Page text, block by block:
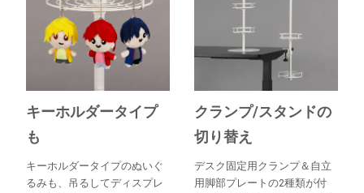
キーホルダータイプ
も
キーホルダータイプのぬいぐ
るみも、吊るしてディスプレ
クランプ/スタンドの
切り替え
デスク固定用クランプ＆自立
用脚部プレートの2種類が付